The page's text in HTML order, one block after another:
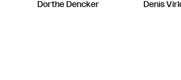
Dorthe Dencker Denis